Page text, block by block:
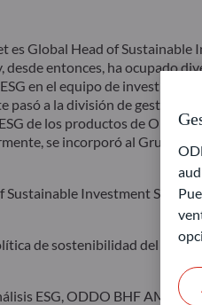
es Global Head of
desde entonces, ha ocupado
en el equipo de
pasó a la división de gestión
de los productos de ODDO
se incorporó al Grupo
Sustainable Investment
de sostenibilidad del
ESG, ODDO BHF AM